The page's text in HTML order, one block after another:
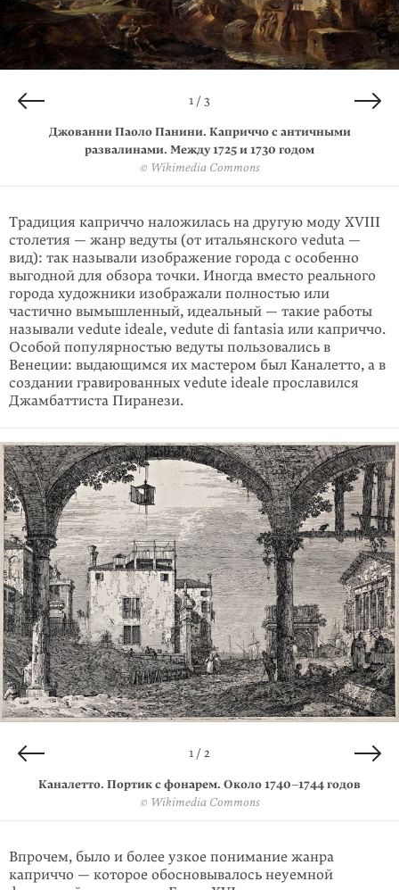
1 / 3
Джованни Паоло Панини. Каприччо с античными
развалинами. Между 1725 и 1730 годом
© Wikimedia Commons
2 / 3
Джованни Паоло Панини. Римский каприччо. 1758 год
© Wikimedia Commons
3 / 3
Марко Риччи. Древнеримский каприччо. До 1730 года
© Wikimedia Commons
Традиция каприччо наложилась на другую моду XVIII
столетия — жанр ведуты (от итальянского veduta —
вид): так называли изображение города с особенно
выгодной для обзора точки. Иногда вместо реального
города художники изображали полностью или
частично вымышленный, идеальный — такие работы
называли vedute ideale, vedute di fantasia или каприччо.
Особой популярностью ведуты пользовались в
Венеции: выдающимся их мастером был Каналетто, а в
создании гравированных vedute ideale прославился
Джамбаттиста Пиранези.
1 / 2
Каналетто. Портик с фонарем. Около 1740–1744 годов
© Wikimedia Commons
2 / 2
Джамбаттиста Пиранези. Римская древность. 1756 год
© Wikimedia Commons
Впрочем, было и более узкое понимание жанра
каприччо — которое обосновывалось неуемной